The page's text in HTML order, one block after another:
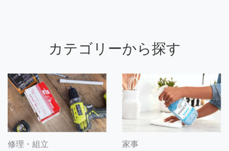
カテゴリーから探す
修理・組立 家事